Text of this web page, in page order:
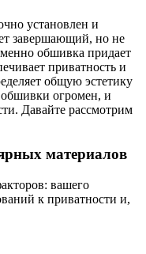
установлен и
завершающий, но не
обшивка придает
приватность и
общую эстетику
огромен, и
Давайте рассмотрим
материалов
вашего
к приватности и,